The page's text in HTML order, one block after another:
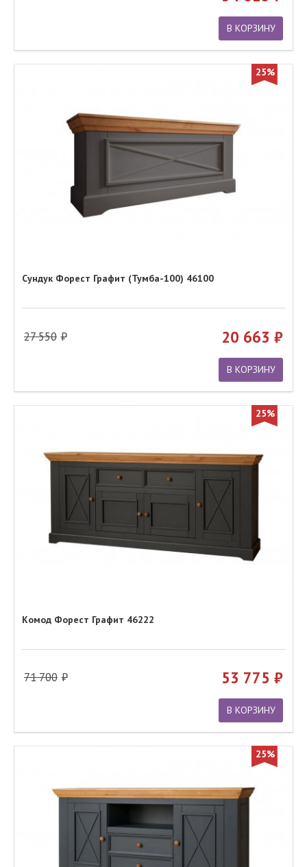
В КОРЗИНУ
25%
Сундук Форест Графит (Тумба-100) 46100
27 550 20 663
В КОРЗИНУ
25%
Комод Форест Графит 46222
71 700 53 775
В КОРЗИНУ
25%